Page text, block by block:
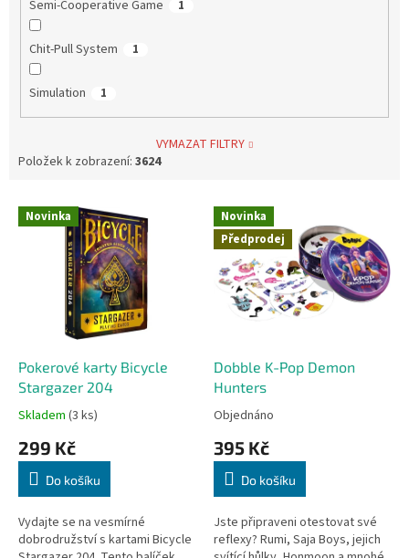
Semi-Cooperative Game 1
Chit-Pull System 1
Simulation 1
VYMAZAT FILTRY
Položek k zobrazení: 3624
V Novinka
Pokerové karty Bicycle
Stargazer 204
Skladem (3 ks)
299 Kč
Do košíku
Vydajte se na vesmírné
dobrodružství s kartami Bicycle
Novinka
Předprodej
Dobble K-Pop Demon
Hunters
Objednáno
395 Kč
Do košíku
Jste připraveni otestovat své
reflexy? Rumi, Saja Boys, jejich